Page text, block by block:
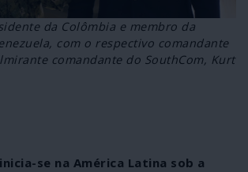
da Colômbia e membro da
com o respectivo comandante
comandante do SouthCom, Kurt
se na América Latina sob a